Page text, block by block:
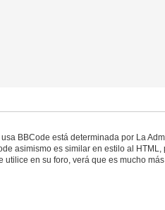
BBCode está determinada por La
asimismo es similar en estilo al
en su foro, verá que es mucho